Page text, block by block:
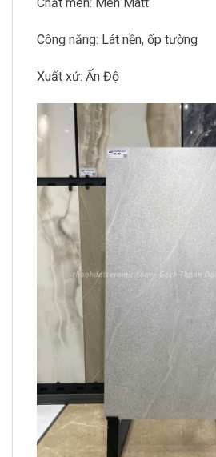
Chất men: Men Matt
Công năng: Lát nền, ốp tường
Xuất xứ: Ấn Độ